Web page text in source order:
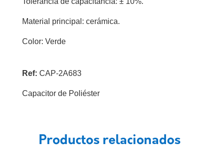
Material principal: cerámica.
Color: Verde
Ref: CAP-2A683
Capacitor de Poliéster
Productos relacionados